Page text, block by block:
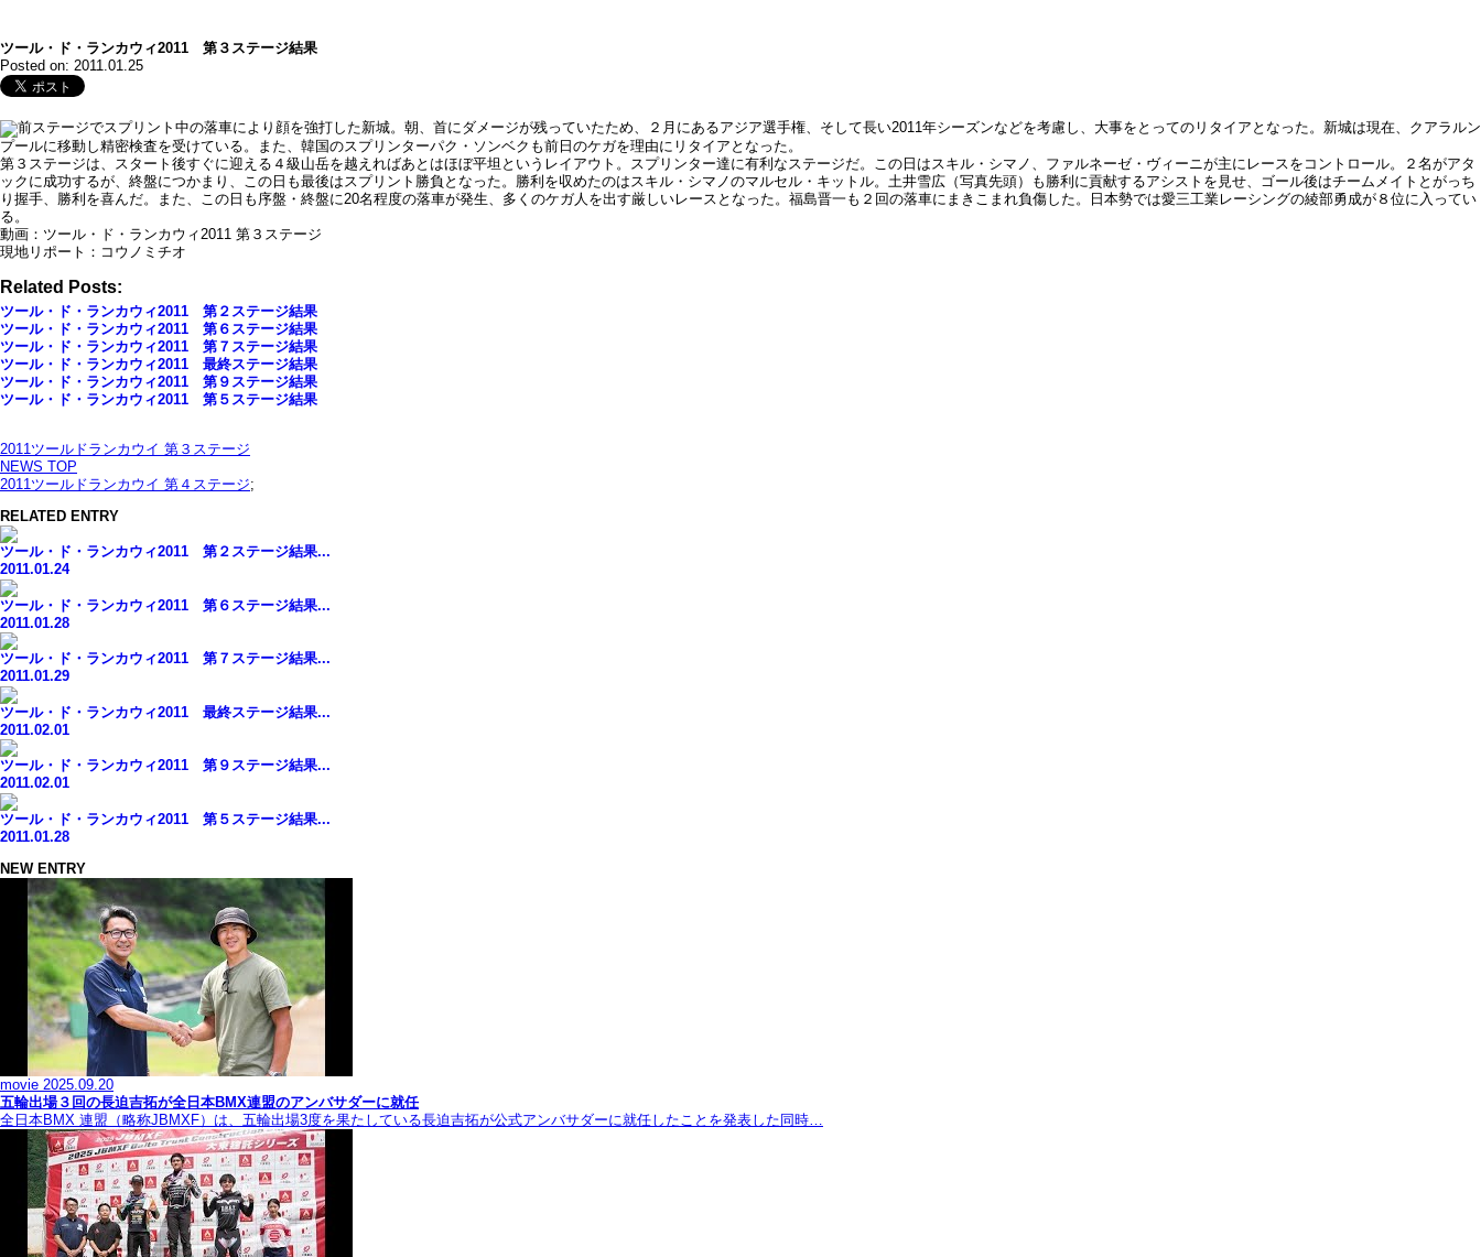
ツール・ド・ランカウィ2011 第３ステージ結果
Posted on: 2011.01.25
前ステージでスプリント中の落車により顔を強打した新城。朝、首にダメージが残っていたため、２月にあるアジア選手権、そして長い2011年シーズンなどを考慮し、大事をとってのリタイアとなった。新城は現在、クアラルン
プールに移動し精密検査を受けている。また、韓国のスプリンターパク・ソンベクも前日のケガを理由にリタイアとなった。
第３ステージは、スタート後すぐに迎える４級山岳を越えればあとはほぼ平坦というレイアウト。スプリンター達に有利なステージだ。この日はスキル・シマノ、ファルネーゼ・ヴィーニが主にレースをコントロール。２名がアタ
ックに成功するが、終盤につかまり、この日も最後はスプリント勝負となった。勝利を収めたのはスキル・シマノのマルセル・キットル。土井雪広（写真先頭）も勝利に貢献するアシストを見せ、ゴール後はチームメイトとがっち
り握手、勝利を喜んだ。また、この日も序盤・終盤に20名程度の落車が発生、多くのケガ人を出す厳しいレースとなった。福島晋一も２回の落車にまきこまれ負傷した。日本勢では愛三工業レーシングの綾部勇成が８位に入ってい
る。
動画：ツール・ド・ランカウィ2011 第３ステージ
現地リポート：コウノミチオ
Related Posts:
ツール・ド・ランカウィ2011 第２ステージ結果
ツール・ド・ランカウィ2011 第６ステージ結果
ツール・ド・ランカウィ2011 第７ステージ結果
ツール・ド・ランカウィ2011 最終ステージ結果
ツール・ド・ランカウィ2011 第９ステージ結果
ツール・ド・ランカウィ2011 第５ステージ結果
2011ツールドランカウイ 第３ステージ
NEWS TOP
2011ツールドランカウイ 第４ステージ;
RELATED ENTRY
ツール・ド・ランカウィ2011 第２ステージ結果...
2011.01.24
ツール・ド・ランカウィ2011 第６ステージ結果...
2011.01.28
ツール・ド・ランカウィ2011 第７ステージ結果...
2011.01.29
ツール・ド・ランカウィ2011 最終ステージ結果...
2011.02.01
ツール・ド・ランカウィ2011 第９ステージ結果...
2011.02.01
ツール・ド・ランカウィ2011 第５ステージ結果...
2011.01.28
NEW ENTRY
movie 2025.09.20
五輪出場３回の長迫吉拓が全日本BMX連盟のアンバサダーに就任
全日本BMX 連盟（略称JBMXF）は、五輪出場3度を果たしている長迫吉拓が公式アンバサダーに就任したことを発表した同時…